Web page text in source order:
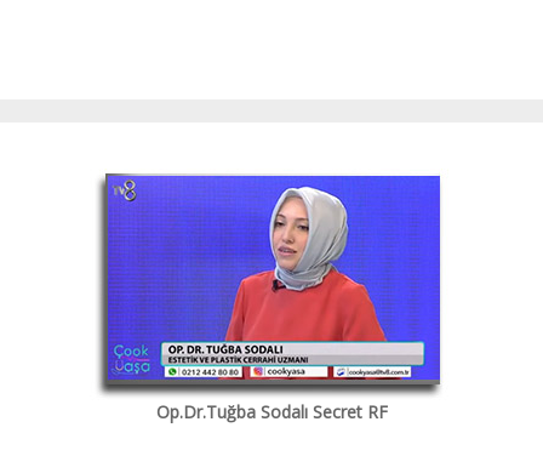
Op.Dr.Tuğba Sodalı Secret RF